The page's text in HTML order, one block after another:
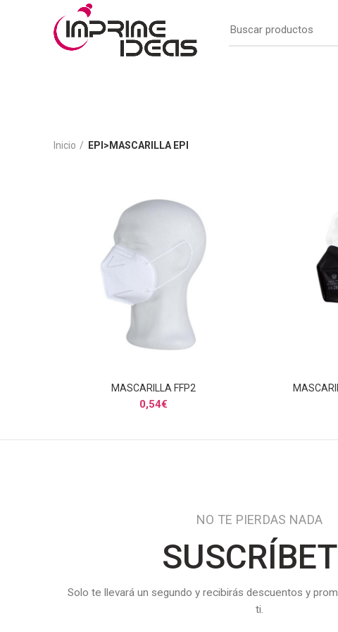
Inicio EPI>MASCARILLA EPI
AÑADIR AL CARRITO
MASCARILLA FFP2
0,54€
NO TE PIERDAS NADA
Solo te llevará un segundo y recibirás descuentos y
ti.